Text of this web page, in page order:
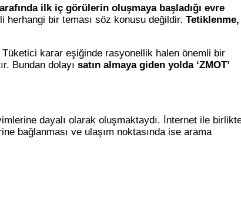
ilk iç görülerin oluşmaya başladığı evre
bir teması söz konusu değildir. Tetiklenme,
Tüketici karar eşiğinde rasyonellik halen önemli bir
Bundan dolayı satın almaya giden yolda ‘ZMOT’
dayalı olarak oluşmaktaydı. İnternet ile
bağlanması ve ulaşım noktasında ise arama